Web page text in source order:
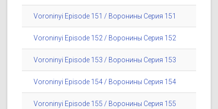
Voroninyi Episode 151 / Воронины Серия 151
Voroninyi Episode 152 / Воронины Серия 152
Voroninyi Episode 153 / Воронины Серия 153
Voroninyi Episode 154 / Воронины Серия 154
Voroninyi Episode 155 / Воронины Серия 155